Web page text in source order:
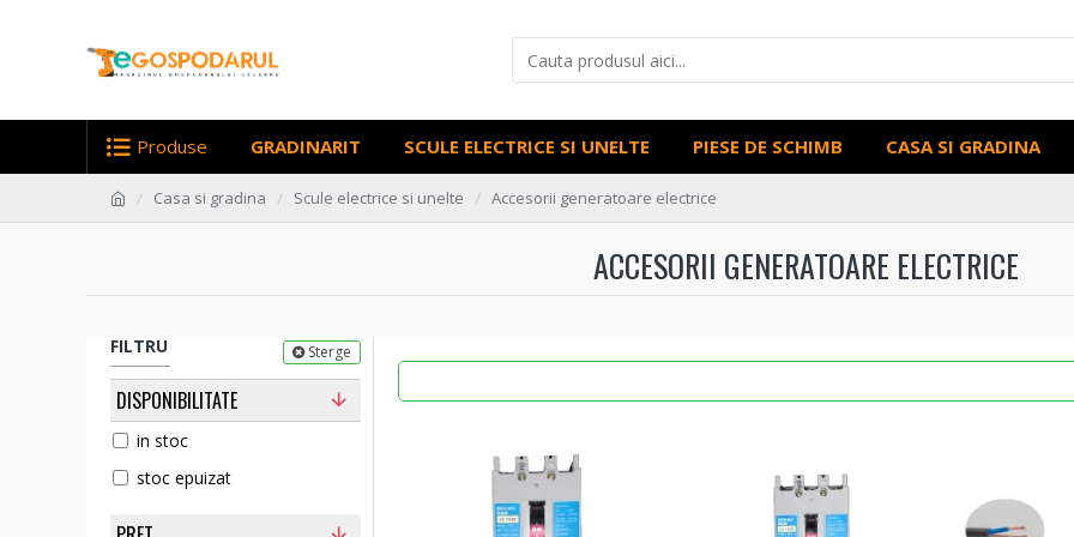
Produse GRADINARIT SCULE ELECTRICE SI UNELTE PIESE DE SCHIMB CASA SI GRADINA
Casa si gradina Scule electrice si unelte Accesorii generatoare electrice
ACCESORII GENERATOARE ELECTRICE
FILTRU Sterge
DISPONIBILITATE
in stoc
stoc epuizat